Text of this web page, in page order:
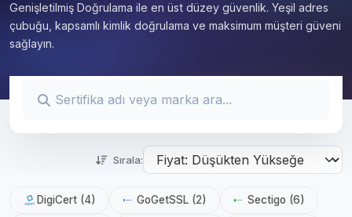
Genişletilmiş Doğrulama ile en üst düzey güvenlik. Yeşil adres
çubuğu, kapsamlı kimlik doğrulama ve maksimum müşteri güveni
sağlayın.
Sırala:
DigiCert (4) GoGetSSL (2) Sectigo (6)